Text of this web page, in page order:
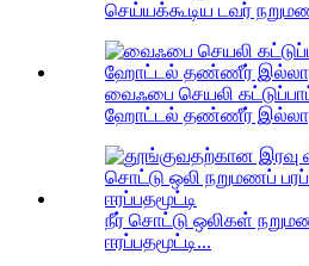
செய்யக்கூடிய டவர் நறுமண
வைஃபை செயலி
ஹோட்டல் தண்ணீர் இல்லாத
நீர் சொட்டு ஒலிகள்
ஈரப்பதமூட்டி...